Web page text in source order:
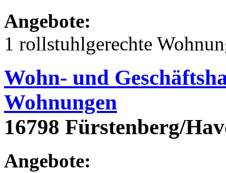
Angebote:
1 rollstuhlgerechte
Wohn- und
Wohnungen
16798 Fürstenberg/
Angebote: